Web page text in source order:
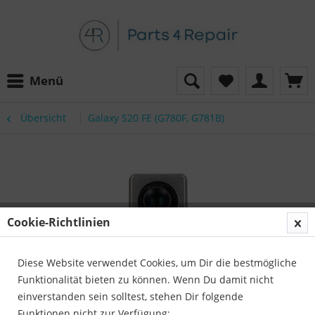
Menü
Übersicht Galaxy S20 FE (G780F, G781B)
Cookie-Richtlinien
Diese Website verwendet Cookies, um Dir die bestmögliche
Funktionalität bieten zu können. Wenn Du damit nicht
einverstanden sein solltest, stehen Dir folgende